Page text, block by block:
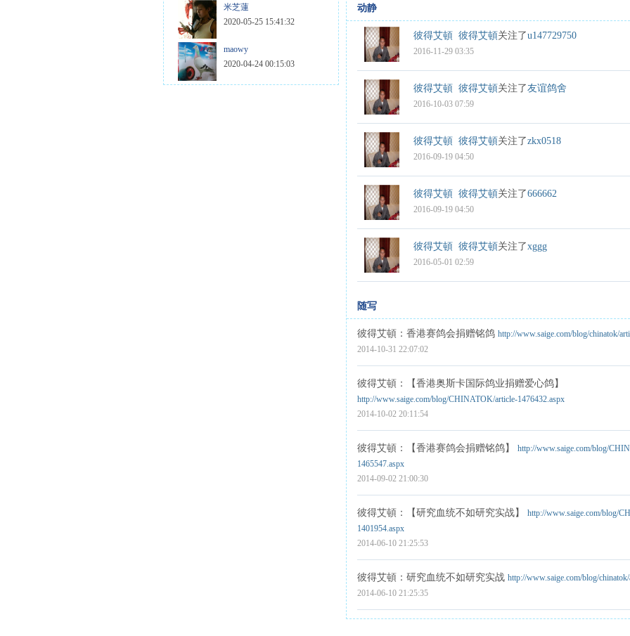
米芝蓮
2020-05-25 15:41:32
maowy
2020-04-24 00:15:03
动静
彼得艾頓 彼得艾頓关注了u147729750
2016-11-29 03:35
彼得艾頓 彼得艾頓关注了友谊鸽舍
2016-10-03 07:59
彼得艾頓 彼得艾頓关注了zkx0518
2016-09-19 04:50
彼得艾頓 彼得艾頓关注了666662
2016-09-19 04:50
彼得艾頓 彼得艾頓关注了xggg
2016-05-01 02:59
随写
彼得艾頓 ：香港赛鸽会捐赠铭鸽 http://www.saige.com/blog/chinatok/
2014-10-31 22:07:02
彼得艾頓 ：【香港奥斯卡国际鸽业捐赠爱心鸽】
http://www.saige.com/blog/CHINATOK/article-1476432.aspx
2014-10-02 20:11:54
彼得艾頓 ：【香港赛鸽会捐赠铭鸽】 http://www.saige.com/blog/
1465547.aspx
2014-09-02 21:00:30
彼得艾頓 ：【研究血统不如研究实战】 http://www.saige.com/blog/
1401954.aspx
2014-06-10 21:25:53
彼得艾頓 ：研究血统不如研究实战 http://www.saige.com/blog/
2014-06-10 21:25:35